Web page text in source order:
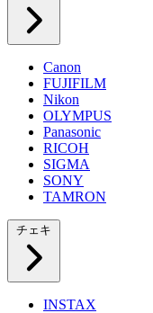
Canon
FUJIFILM
Nikon
OLYMPUS
Panasonic
RICOH
SIGMA
SONY
TAMRON
チェキ
INSTAX